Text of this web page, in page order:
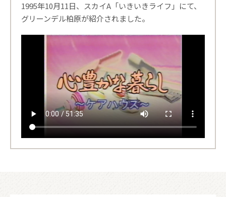
1995年10月11日、スカイA「いきいきライフ」にて、
グリーンデル柏原が紹介されました。